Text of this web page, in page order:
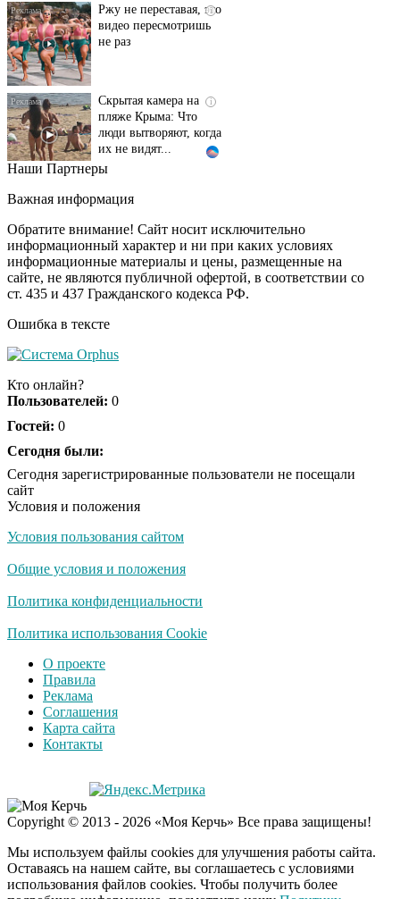
видео пересмотришь
не раз
пляже Крыма: Что
люди вытворяют, когда
их не видят...
Ролик длится
смеяться вы будете
i
Королева вагона
отожгла! Видео не
оставит равнодушным
Наши Партнеры
Важная информация
Обратите внимание! Сайт носит исключительно
информационный характер и ни при каких условиях
информационные материалы и цены, размещенные на
сайте, не являются публичной офертой, в соответствии со
ст. 435 и 437 Гражданского кодекса РФ.
Ошибка в тексте
Кто онлайн?
Пользователей: 0
Гостей: 0
Сегодня были:
Сегодня зарегистрированные пользователи не посещали
сайт
Условия и положения
Условия пользования сайтом
Общие условия и положения
Политика конфиденциальности
Политика использования Cookie
О проекте
Правила
Реклама
Соглашения
Карта сайта
Контакты
Copyright © 2013 - 2026 «Моя Керчь» Все права защищены!
Мы используем файлы cookies для улучшения работы сайта.
Оставаясь на нашем сайте, вы соглашаетесь с условиями
использования файлов cookies. Чтобы получить более